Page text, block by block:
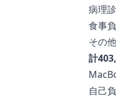
病理
食事
その
計
自己